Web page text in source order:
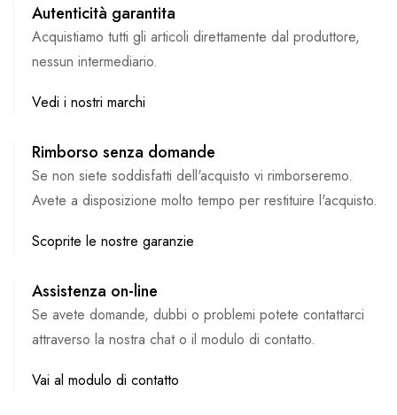
Autenticità garantita
Acquistiamo tutti gli articoli direttamente dal produttore,
nessun intermediario.
Vedi i nostri marchi
Rimborso senza domande
Se non siete soddisfatti dell'acquisto vi rimborseremo.
Avete a disposizione molto tempo per restituire l'acquisto.
Scoprite le nostre garanzie
Assistenza on-line
Se avete domande, dubbi o problemi potete contattarci
attraverso la nostra chat o il modulo di contatto.
Vai al modulo di contatto